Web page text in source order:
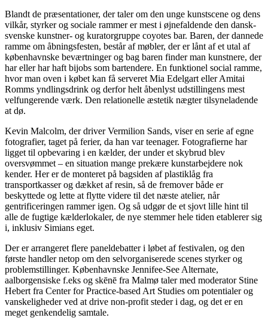
Blandt de præsentationer, der taler om den unge kunstscene og dens
vilkår, styrker og sociale rammer er mest i øjnefaldende den dansk-
svenske kunstner- og kuratorgruppe coyotes bar. Baren, der dannede
ramme om åbningsfesten, består af møbler, der er lånt af et utal af
københavnske beværtninger og bag baren finder man kunstnere, der
har eller har haft bijobs som bartendere. En funktionel social ramme,
hvor man oven i købet kan få serveret Mia Edelgart eller Amitai
Romms yndlingsdrink og derfor helt åbenlyst udstillingens mest
velfungerende værk. Den relationelle æstetik nægter tilsyneladende
at dø.
Kevin Malcolm, der driver Vermilion Sands, viser en serie af egne
fotografier, taget på ferier, da han var teenager. Fotografierne har
ligget til opbevaring i en kælder, der under et skybrud blev
oversvømmet – en situation mange prekære kunstarbejdere nok
kender. Her er de monteret på bagsiden af plastiklåg fra
transportkasser og dækket af resin, så de fremover både er
beskyttede og lette at flytte videre til det næste atelier, når
gentrificeringen rammer igen. Og så udgør de et sjovt lille hint til
alle de fugtige kælderlokaler, de nye stemmer hele tiden etablerer sig
i, inklusiv Simians eget.
Der er arrangeret flere paneldebatter i løbet af festivalen, og den
første handler netop om den selvorganiserede scenes styrker og
problemstillinger. Københavnske Jennifee-See Alternate,
aalborgensiske f.eks og skēnē fra Malmø taler med moderator Stine
Hebert fra Center for Practice-based Art Studies om potentialer og
vanskeligheder ved at drive non-profit steder i dag, og det er en
meget genkendelig samtale.